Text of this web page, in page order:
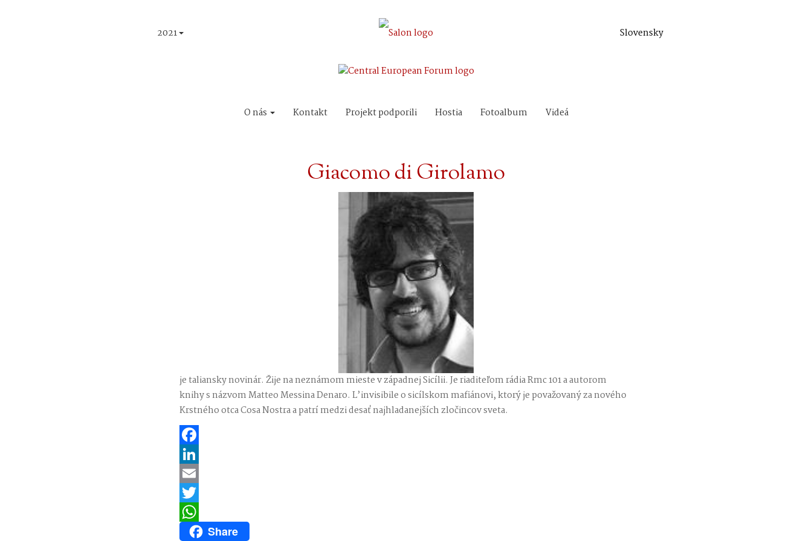
2021 Slovensky
O nás Kontakt Projekt podporili Hostia Fotoalbum Videá
Giacomo di Girolamo
je taliansky novinár. Žije na neznámom mieste v západnej Sicílii. Je riaditeľom rádia Rmc 101 a autorom
knihy s názvom Matteo Messina Denaro. L’invisibile o sicílskom mafiánovi, ktorý je považovaný za nového
Krstného otca Cosa Nostra a patrí medzi desať najhladanejších zločincov sveta.
Facebook
LinkedIn
Email
Twitter
WhatsAppShare